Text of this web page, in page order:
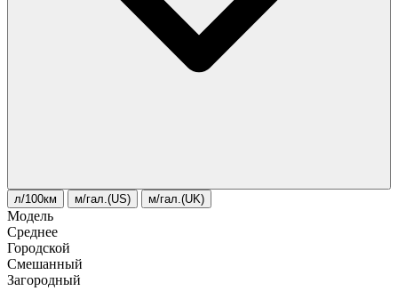
л/100км м/гал.(US) м/гал.(UK)
Модель
Среднее
Городской
Смешанный
Загородный